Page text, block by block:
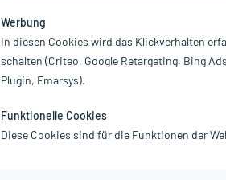
Werbung
In diesen Cookies wird das Klickverhalten
schalten (Criteo, Google Retargeting, Bing
Plugin, Emarsys).
Funktionelle Cookies
Diese Cookies sind für die Funktionen der